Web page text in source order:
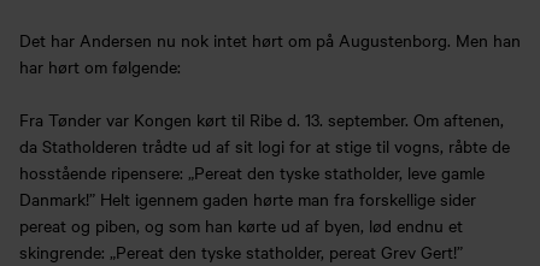
Det har Andersen nu nok intet hørt om på Augustenborg. Men han
har hørt om følgende:
Fra Tønder var Kongen kørt til Ribe d. 13. september. Om aftenen,
da Statholderen trådte ud af sit logi for at stige til vogns, råbte de
hosstående ripensere: „Pereat den tyske statholder, leve gamle
Danmark!” Helt igennem gaden hørte man fra forskellige sider
pereat og piben, og som han kørte ud af byen, lød endnu et
skingrende: „Pereat den tyske statholder, pereat Grev Gert!”